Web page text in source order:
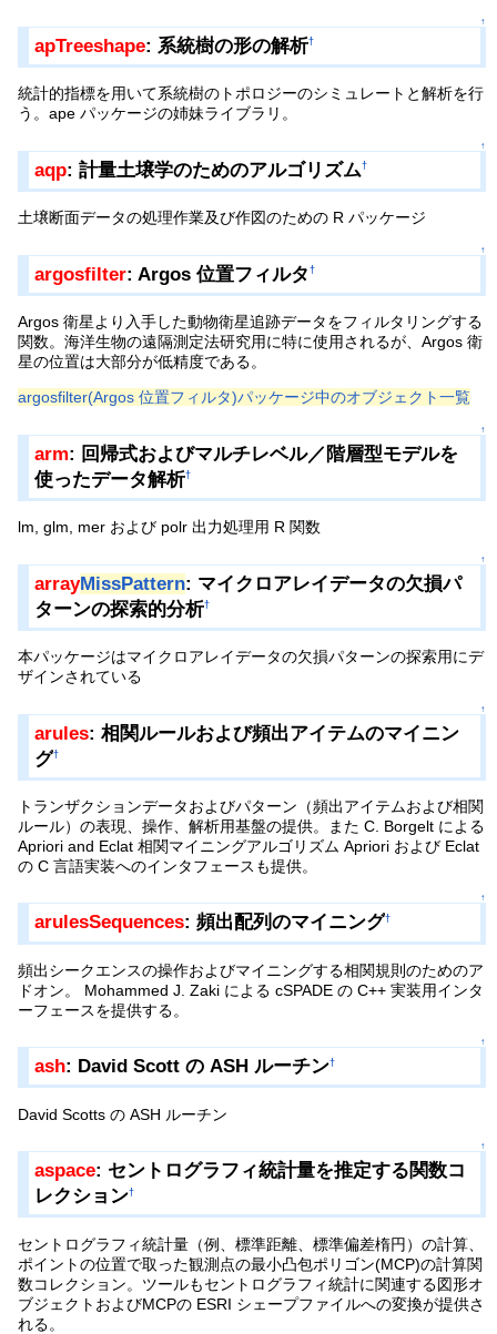
↑
apTreeshape: 系統樹の形の解析†
統計的指標を用いて系統樹のトポロジーのシミュレートと解析を行
う。ape パッケージの姉妹ライブラリ。
↑
aqp: 計量土壌学のためのアルゴリズム†
土壌断面データの処理作業及び作図のための R パッケージ
↑
argosfilter: Argos 位置フィルタ†
Argos 衛星より入手した動物衛星追跡データをフィルタリングする
関数。海洋生物の遠隔測定法研究用に特に使用されるが、Argos 衛
星の位置は大部分が低精度である。
argosfilter(Argos 位置フィルタ)パッケージ中のオブジェクト一覧
↑
arm: 回帰式およびマルチレベル／階層型モデルを
使ったデータ解析†
lm, glm, mer および polr 出力処理用 R 関数
↑
arrayMissPattern: マイクロアレイデータの欠損パ
ターンの探索的分析†
本パッケージはマイクロアレイデータの欠損パターンの探索用にデ
ザインされている
↑
arules: 相関ルールおよび頻出アイテムのマイニン
グ†
トランザクションデータおよびパターン（頻出アイテムおよび相関
ルール）の表現、操作、解析用基盤の提供。また C. Borgelt による
Apriori and Eclat 相関マイニングアルゴリズム Apriori および Eclat
の C 言語実装へのインタフェースも提供。
↑
arulesSequences: 頻出配列のマイニング†
頻出シークエンスの操作およびマイニングする相関規則のためのア
ドオン。 Mohammed J. Zaki による cSPADE の C++ 実装用インタ
ーフェースを提供する。
↑
ash: David Scott の ASH ルーチン†
David Scotts の ASH ルーチン
↑
aspace: セントログラフィ統計量を推定する関数コ
レクション†
セントログラフィ統計量（例、標準距離、標準偏差楕円）の計算、
ポイントの位置で取った観測点の最小凸包ポリゴン(MCP)の計算関
数コレクション。ツールもセントログラフィ統計に関連する図形オ
ブジェクトおよびMCPの ESRI シェープファイルへの変換が提供さ
れる。